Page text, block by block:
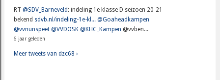
RT@SDV_Barneveld : indeling 1e klasse D seizoen 20-21
bekend sdvb.nl/indeling-1e-kl... @Goaheadkampen
@vvnunspeet @VVDOSK @KHC_Kampen @vvben...
6 jaar geleden
Meer tweets van dzc68 ›